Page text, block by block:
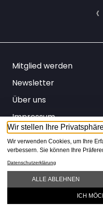
Mitglied werden
Newsletter
Über uns
Impressum
Datenschutz
AGB
Wir stellen Ihre
Wir verwenden Cookies, um Ihre
verbessern. Sie können Ihre
Datenschutzerklärung
ALLE ABLEHNEN
ICH